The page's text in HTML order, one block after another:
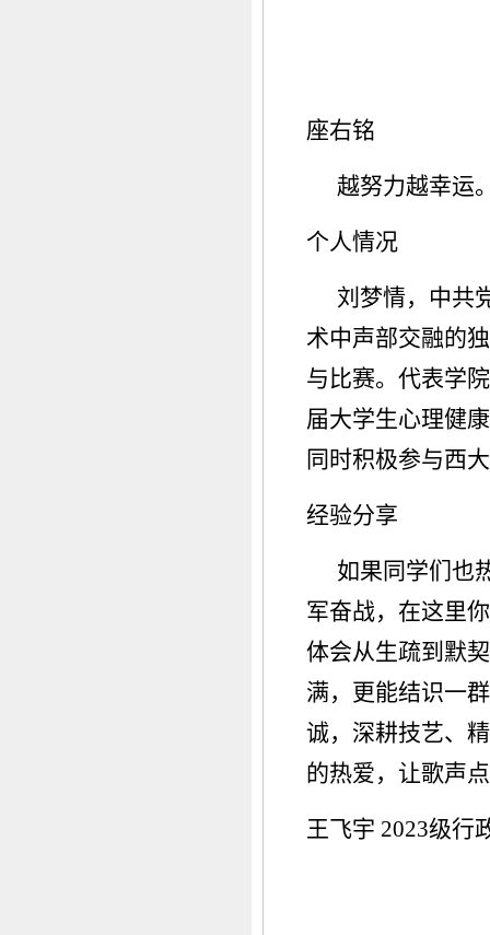
座右铭
越努力越幸运
个人情况
刘梦情，中共
术中声部交融的
与比赛。代表学
届大学生心理健
同时积极参与西
经验分享
如果同学们也
军奋战，在这里
体会从生疏到默
满，更能结识一
诚，深耕技艺、
的热爱，让歌声
王飞宇 2023级行